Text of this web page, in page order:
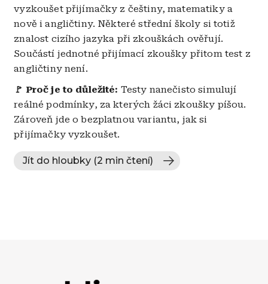
vyzkoušet přijímačky z češtiny, matematiky a
nově i angličtiny. Některé střední školy si totiž
znalost cizího jazyka při zkouškách ověřují.
Součástí jednotné přijímací zkoušky přitom test z
angličtiny není.
🚩 Proč je to důležité: Testy nanečisto simulují
reálné podmínky, za kterých žáci zkoušky píšou.
Zároveň jde o bezplatnou variantu, jak si
přijímačky vyzkoušet.
Jít do hloubky (2 min čtení)